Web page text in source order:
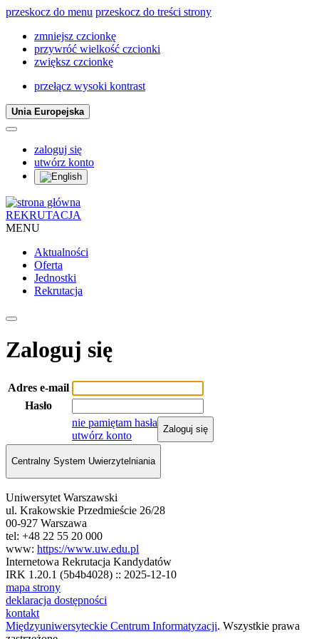
przeskocz do menu przeskocz do treści strony
zmniejsz czcionkę
przywróć wielkość czcionki
zwiększ czcionkę
przełącz wysoki kontrast
Unia Europejska
zaloguj się
utwórz konto
REKRUTACJA
MENU
Aktualności
Oferta
Jednostki
Rekrutacja
Zaloguj się
Adres e-mail
Hasło
nie pamiętam hasła
utwórz konto
Zaloguj się
Centralny System Uwierzytelniania
Uniwersytet Warszawski
ul. Krakowskie Przedmieście 26/28
00-927 Warszawa
tel: +48 22 55 20 000
www: https://www.uw.edu.pl
Internetowa Rekrutacja Kandydatów
IRK 1.20.1 (5b4b4028) :: 2025-12-10
mapa strony
deklaracja dostępności
kontakt
Międzyuniwersyteckie Centrum Informatyzacji. Wszystkie prawa